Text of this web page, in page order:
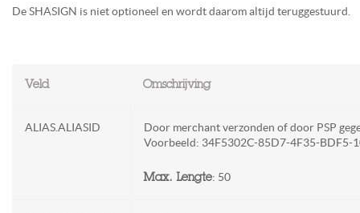
De SHASIGN is niet optioneel en wordt daarom altijd teruggestuurd.
Veld Omschrijving
ALIAS.ALIASID
Door merchant verzonden of door PSP
Voorbeeld: 34F5302C-85D7-4F35-BDF5-
Max. Lengte: 50